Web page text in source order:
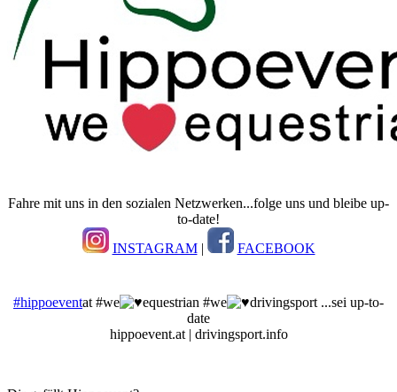
Fahre mit uns in den sozialen Netzwerken...folge uns und bleibe up-
to-date!
INSTAGRAM| FACEBOOK
#hippoeventat #we equestrian #we
drivingsport ...sei up-to-
date
hippoevent.at | drivingsport.info